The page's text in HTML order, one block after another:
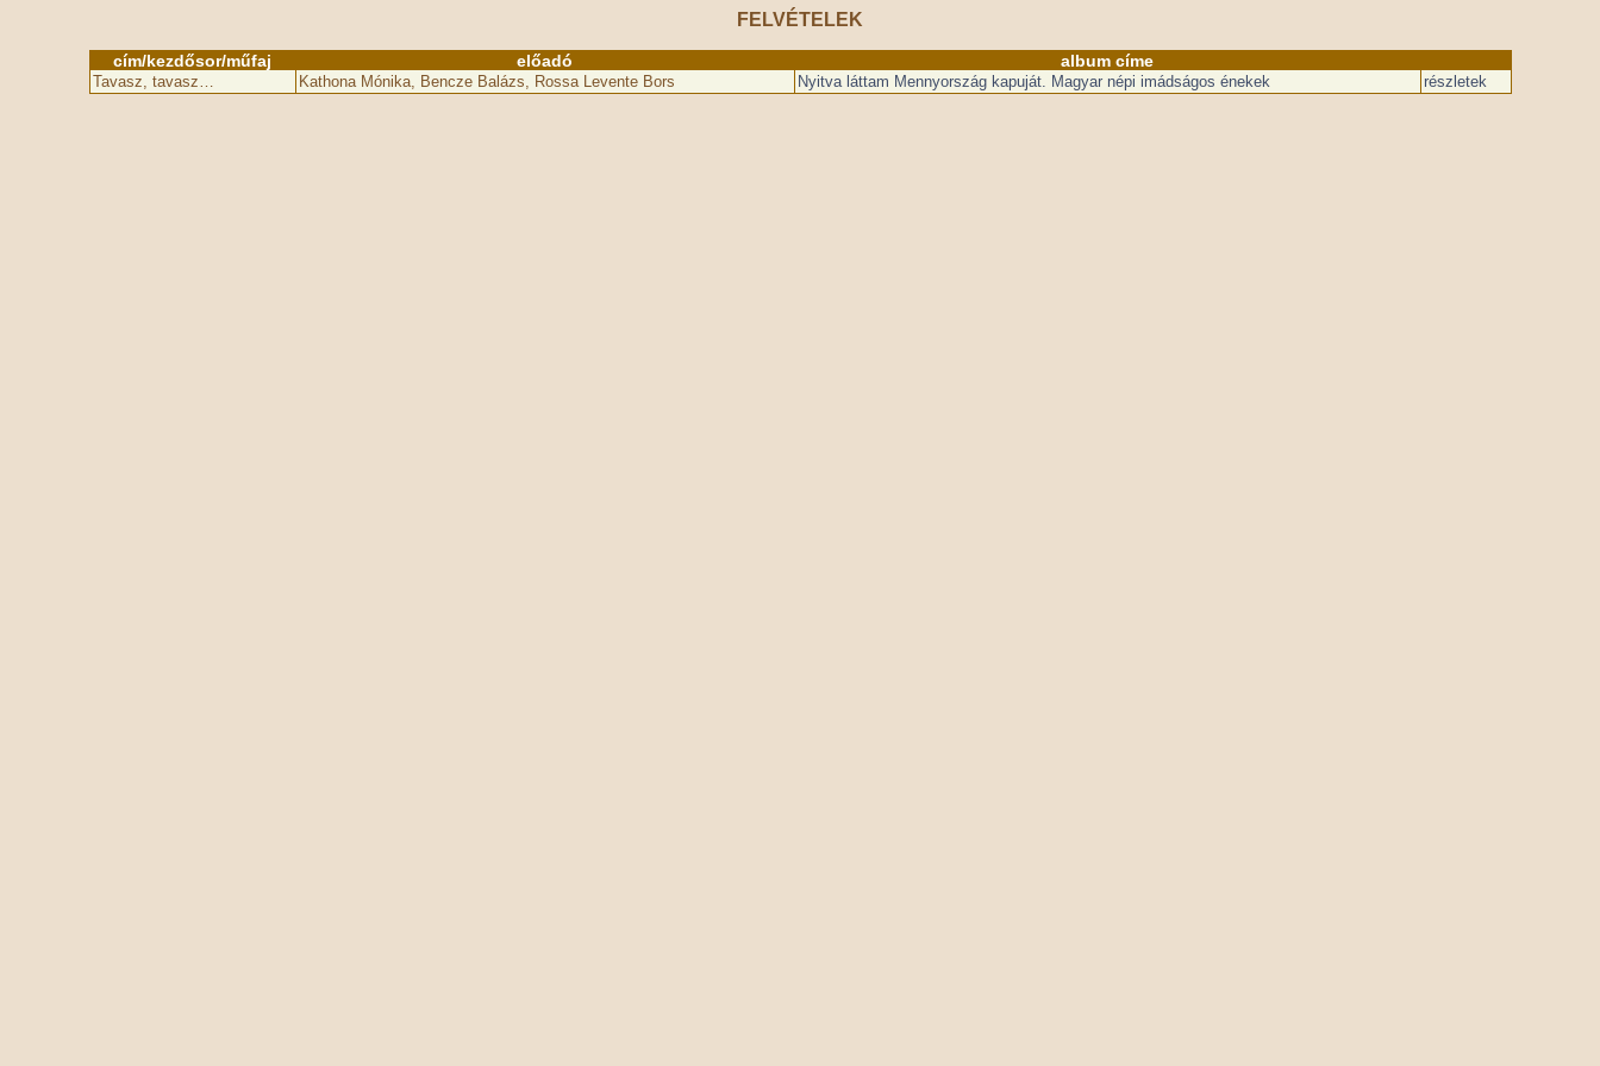
FELVÉTELEK
cím/kezdősor/műfaj előadó album címe
Tavasz, tavasz… Kathona Mónika, Bencze Balázs, Rossa Levente Bors Nyitva láttam Mennyország kapuját. Magyar népi imádságos énekek részletek